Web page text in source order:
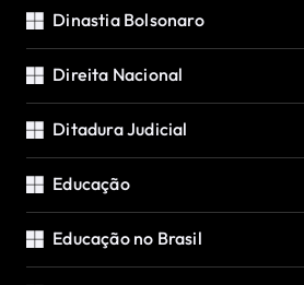
Dinastia Bolsonaro
Direita Nacional
Ditadura Judicial
Educação
Educação no Brasil